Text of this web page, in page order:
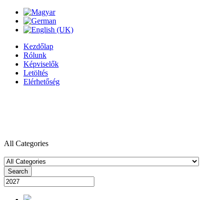
Kezdőlap
Rólunk
Képviselők
Letöltés
Elérhetőség
All Categories
Search